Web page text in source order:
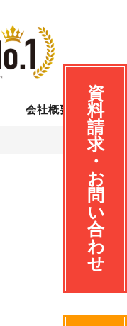
会社概要
資
料
請
求
・
お
問
い
合
わ
せ